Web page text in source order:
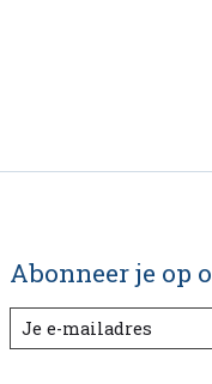
Abonneer je op